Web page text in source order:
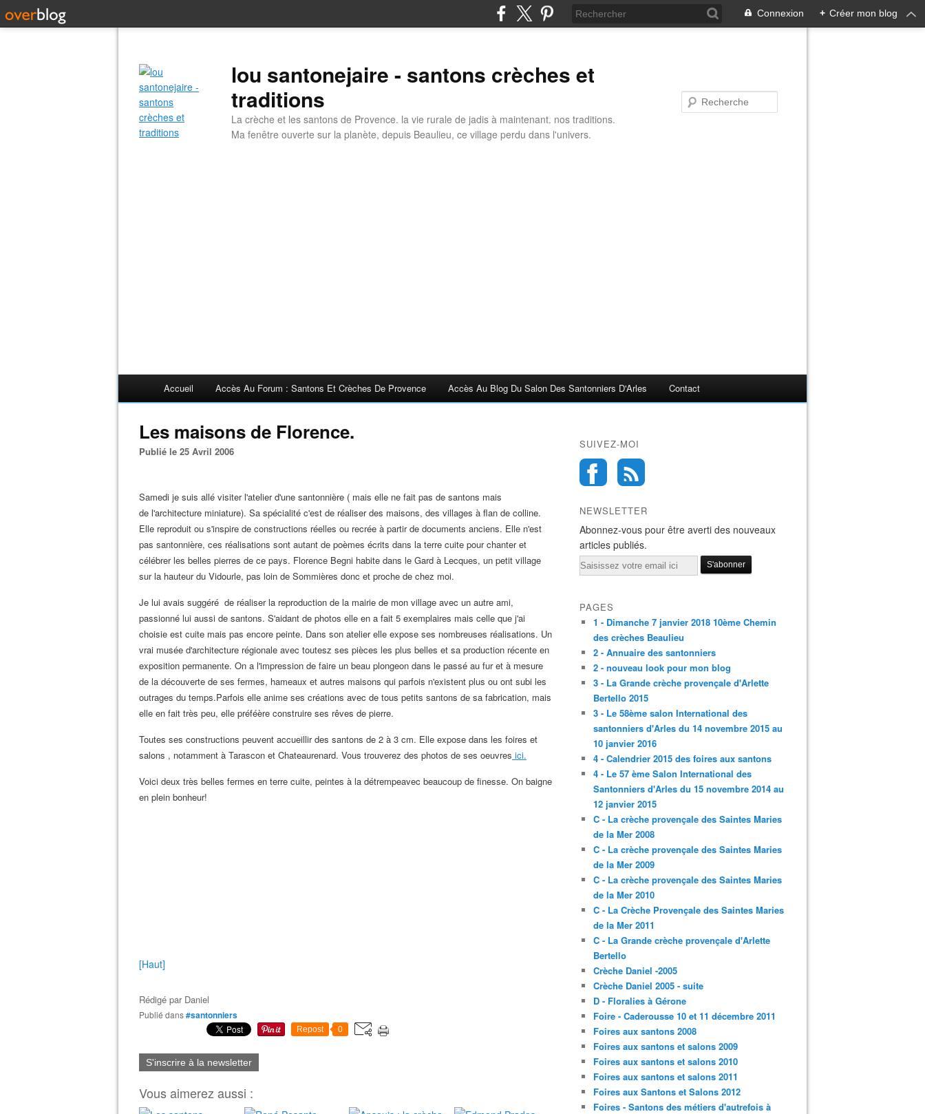
Connexion + Créer mon blog
lou santonejaire - santons crèches et
traditions
La crèche et les santons de Provence. la vie rurale de jadis à maintenant. nos traditions.
Ma fenêtre ouverte sur la planète, depuis Beaulieu, ce village perdu dans l'univers.
Accueil Accès Au Forum : Santons Et Crèches De Provence Accès Au Blog Du Salon Des Santonniers D'Arles Contact
Les maisons de Florence.
Publié le 25 Avril 2006
Samedi je suis allé visiter l'atelier d'une santonnière ( mais elle ne fait pas de santons mais
de l'architecture miniature). Sa spécialité c'est de réaliser des maisons, des villages à flan de colline.
Elle reproduit ou s'inspire de constructions réelles ou recrée à partir de documents anciens. Elle n'est
pas santonnière, ces réalisations sont autant de poèmes écrits dans la terre cuite pour chanter et
célébrer les belles pierres de ce pays. Florence Begni habite dans le Gard à Lecques, un petit village
sur la hauteur du Vidourle, pas loin de Sommières donc et proche de chez moi.
Je lui avais suggéré de réaliser la reproduction de la mairie de mon village avec un autre ami,
passionné lui aussi de santons. S'aidant de photos elle en a fait 5 exemplaires mais celle que j'ai
choisie est cuite mais pas encore peinte. Dans son atelier elle expose ses nombreuses réalisations. Un
vrai musée d'architecture régionale avec toutesz ses pièces les plus belles et sa production récente en
exposition permanente. On a l'impression de faire un beau plongeon dans le passé au fur et à mesure
de la découverte de ses fermes, hameaux et autres maisons qui parfois n'existent plus ou ont subi les
outrages du temps.Parfois elle anime ses créations avec de tous petits santons de sa fabrication, mais
elle en fait très peu, elle préféère construire ses rêves de pierre.
Toutes ses constructions peuvent accueillir des santons de 2 à 3 cm. Elle expose dans les foires et
salons , notamment à Tarascon et Chateaurenard. Vous trouverez des photos de ses oeuvres ici.
Voici deux très belles fermes en terre cuite, peintes à la détrempeavec beaucoup de finesse. On baigne
en plein bonheur!
[Haut]
Rédigé par Daniel
Publié dans#santonniers
Repost 0
S'inscrire à la newsletter
Vous aimerez aussi :
SUIVEZ-MOI
NEWSLETTER
Abonnez-vous pour être averti des nouveaux
articles publiés.
Email
PAGES
1 - Dimanche 7 janvier 2018 10ème Chemin
des crèches Beaulieu
2 - Annuaire des santonniers
2 - nouveau look pour mon blog
3 - La Grande crèche provençale d'Arlette
Bertello 2015
3 - Le 58ème salon International des
santonniers d'Arles du 14 novembre 2015 au
10 janvier 2016
4 - Calendrier 2015 des foires aux santons
4 - Le 57 ème Salon International des
Santonniers d'Arles du 15 novembre 2014 au
12 janvier 2015
C - La crèche provençale des Saintes Maries
de la Mer 2008
C - La crèche provençale des Saintes Maries
de la Mer 2009
C - La crèche provençale des Saintes Maries
de la Mer 2010
C - La Crèche Provençale des Saintes Maries
de la Mer 2011
C - La Grande crèche provençale d'Arlette
Bertello
Crèche Daniel -2005
Crèche Daniel 2005 - suite
D - Floralies à Gérone
Foire - Caderousse 10 et 11 décembre 2011
Foires aux santons 2008
Foires aux santons et salons 2009
Foires aux santons et salons 2010
Foires aux santons et salons 2011
Foires aux Santons et Salons 2012
Foires - Santons des métiers d'autrefois à